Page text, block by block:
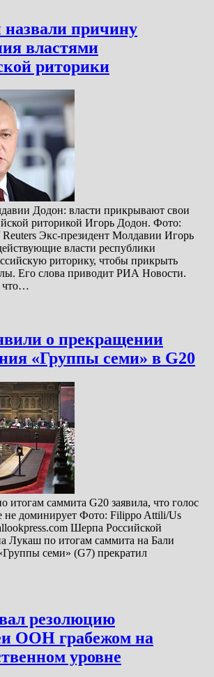
причину
властями
риторики
Додон: власти прикрывают свои
риторикой Игорь Додон. Фото:
Экс-президент Молдавии Игорь
власти республики
риторику, чтобы прикрыть
Его слова приводит РИА Новости.
что…
о прекращении
«Группы семи» в G20
саммита G20 заявила, что голос
не доминирует Фото: Filippo Attili/Us
Шерпа Российской
Лукаш по итогам саммита на Бали
семи» (G7) прекратил
резолюцию
ООН грабежом на
уровне